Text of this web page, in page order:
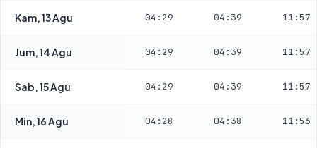
Kam, 13 Agu 04:29 04:39 11:57
Jum, 14 Agu 04:29 04:39 11:57
Sab, 15 Agu 04:29 04:39 11:57
Min, 16 Agu 04:28 04:38 11:56